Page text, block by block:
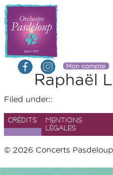
Mon compte
Raphaël
Filed under::
CRÉDITS
MENTIONS
LÉGALES
© 2026 Concerts Pasdeloup.